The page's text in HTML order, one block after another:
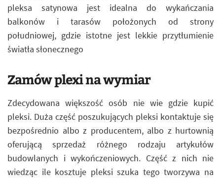
pleksa satynowa jest idealna do wykańczania
balkonów i tarasów położonych od strony
południowej, gdzie istotne jest lekkie przytłumienie
światła słonecznego
Zamów plexi na wymiar
Zdecydowana większość osób nie wie gdzie kupić
pleksi. Duża część poszukujących pleksi kontaktuje się
bezpośrednio albo z producentem, albo z hurtownią
oferującą sprzedaż różnego rodzaju artykułów
budowlanych i wykończeniowych. Część z nich nie
wiedząc ile kosztuje pleksi szuka tego tworzywa na